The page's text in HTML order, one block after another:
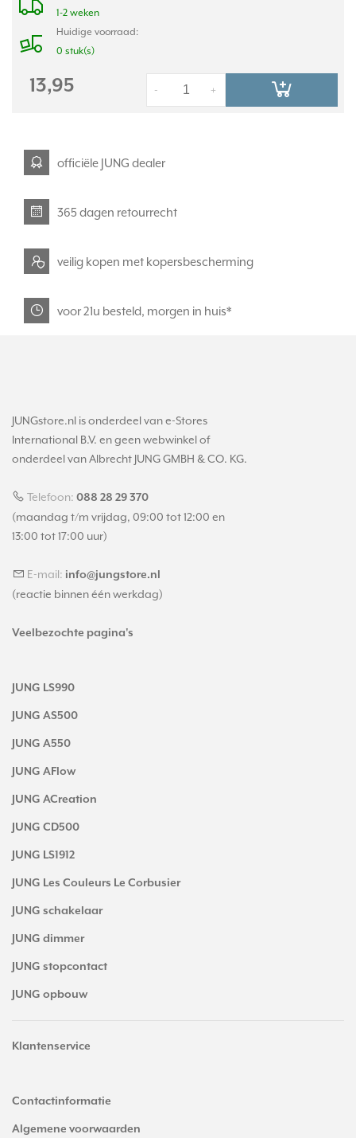
1-2 weken
Huidige voorraad:
0 stuk(s)
13,95 +
-
officiële JUNG dealer
365 dagen retourrecht
veilig kopen met kopersbescherming
voor 21u besteld, morgen in huis*
JUNGstore.nl is onderdeel van e-Stores
International B.V. en geen webwinkel of
onderdeel van Albrecht JUNG GMBH & CO. KG.
Telefoon: 088 28 29 370
(maandag t/m vrijdag, 09:00 tot 12:00 en
13:00 tot 17:00 uur)
E-mail: info@jungstore.nl
(reactie binnen één werkdag)
Veelbezochte pagina's
JUNG LS990
JUNG AS500
JUNG A550
JUNG AFlow
JUNG ACreation
JUNG CD500
JUNG LS1912
JUNG Les Couleurs Le Corbusier
JUNG schakelaar
JUNG dimmer
JUNG stopcontact
JUNG opbouw
Klantenservice
Contactinformatie
Algemene voorwaarden